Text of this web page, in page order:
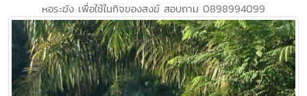
หอระฆัง เพื่อใช้ในกิจของสงฆ์ สอบถาม 0898994099